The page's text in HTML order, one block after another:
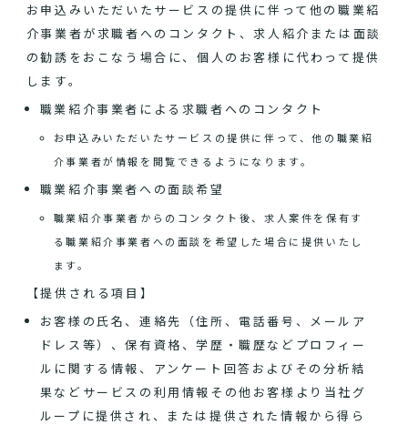
お申込みいただいたサービスの提供に伴って他の職業紹
介事業者が求職者へのコンタクト、求人紹介または面談
の勧誘をおこなう場合に、個人のお客様に代わって提供
します。
職業紹介事業者による求職者へのコンタクト
お申込みいただいたサービスの提供に伴って、他の職業紹
介事業者が情報を閲覧できるようになります。
職業紹介事業者への面談希望
職業紹介事業者からのコンタクト後、求人案件を保有す
る職業紹介事業者への面談を希望した場合に提供いたし
ます。
【提供される項目】
お客様の氏名、連絡先（住所、電話番号、メールア
ドレス等）、保有資格、学歴・職歴などプロフィー
ルに関する情報、アンケート回答およびその分析結
果などサービスの利用情報その他お客様より当社グ
ループに提供され、または提供された情報から得ら